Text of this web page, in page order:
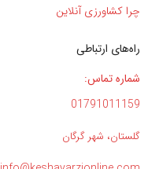
چرا کشاورزی آنلاین
راه‌های ارتباطی
شماره تماس:
01791011159
گلستان، شهر گرگان